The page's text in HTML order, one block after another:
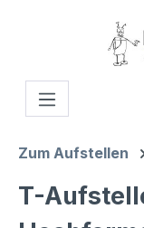
Zum Hauptinhalt
Zum Aufstellen
T-